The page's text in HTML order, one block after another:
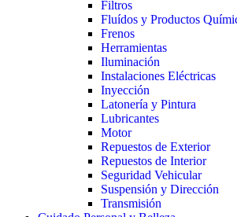
Filtros
Fluídos y Productos
Frenos
Herramientas
Iluminación
Instalaciones Eléctricas
Inyección
Latonería y Pintura
Lubricantes
Motor
Repuestos de Exterior
Repuestos de Interior
Seguridad Vehicular
Suspensión y Dirección
Transmisión